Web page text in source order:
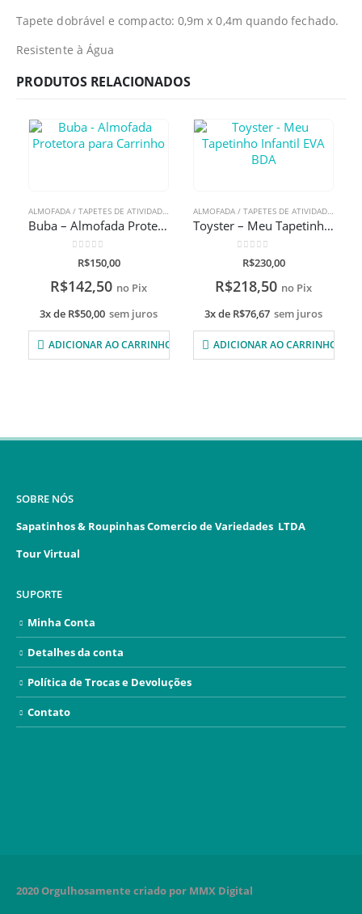
Tapete dobrável e compacto: 0,9m x 0,4m quando fechado.
Resistente à Água
PRODUTOS RELACIONADOS
ALMOFADA / TAPETES DE ATIVIDADES BRINQUEDOS
Buba – Almofada Protetora para Carrinho
de 5
R$150,00
R$142,50 no Pix
3x de R$50,00 sem juros
ADICIONAR AO CARRINHO
ALMOFADA / TAPETES DE ATIVIDADES
Toyster – Meu Tapetinho Infantil EVA BDA
de 5
R$230,00
R$218,50 no Pix
3x de R$76,67 sem juros
ADICIONAR AO CARRINHO
SOBRE NÓS
Sapatinhos & Roupinhas Comercio de Variedades LTDA
Tour Virtual
SUPORTE
Minha Conta
Detalhes da conta
Política de Trocas e Devoluções
Contato
2020 Orgulhosamente criado por MMX Digital